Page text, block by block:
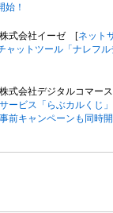
始！
式会社イーゼ [ネット
ャットツール「ナレフ
式会社デジタルコマー
ービス「らぶカルくじ
前キャンペーンも同時